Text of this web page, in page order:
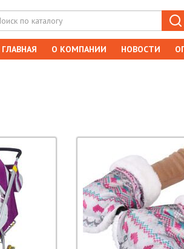
ГЛАВНАЯ О КОМПАНИИ НОВОСТИ